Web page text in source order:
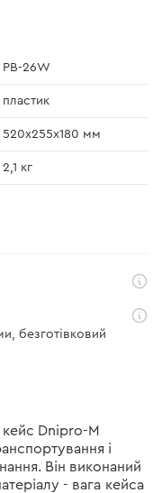
PB-26W
пластик
520х255х180 мм
2,1 кг
безготівковий
кейс Dnipro-M
і
Він виконаний
- вага кейса